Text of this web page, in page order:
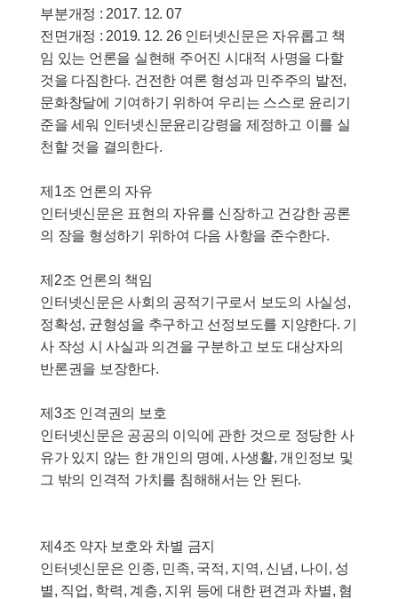
부분개정 : 2017. 12. 07
전면개정 : 2019. 12. 26 인터넷신문은 자유롭고 책
임 있는 언론을 실현해 주어진 시대적 사명을 다할
것을 다짐한다. 건전한 여론 형성과 민주주의 발전,
문화창달에 기여하기 위하여 우리는 스스로 윤리기
준을 세워 인터넷신문윤리강령을 제정하고 이를 실
천할 것을 결의한다.
제1조 언론의 자유
인터넷신문은 표현의 자유를 신장하고 건강한 공론
의 장을 형성하기 위하여 다음 사항을 준수한다.
제2조 언론의 책임
인터넷신문은 사회의 공적기구로서 보도의 사실성,
정확성, 균형성을 추구하고 선정보도를 지양한다. 기
사 작성 시 사실과 의견을 구분하고 보도 대상자의
반론권을 보장한다.
제3조 인격권의 보호
인터넷신문은 공공의 이익에 관한 것으로 정당한 사
유가 있지 않는 한 개인의 명예, 사생활, 개인정보 및
그 밖의 인격적 가치를 침해해서는 안 된다.
제4조 약자 보호와 차별 금지
인터넷신문은 인종, 민족, 국적, 지역, 신념, 나이, 성
별, 직업, 학력, 계층, 지위 등에 대한 편견과 차별, 혐